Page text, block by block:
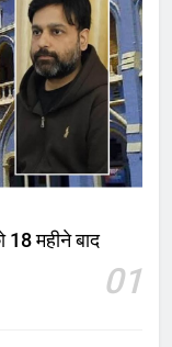
18 महीने बाद
01